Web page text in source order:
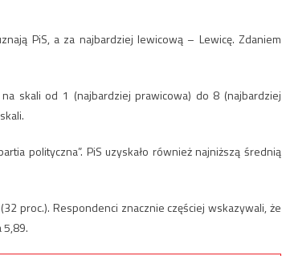
PiS, a za najbardziej lewicową – Lewicę. Zdaniem
skali od 1 (najbardziej prawicowa) do 8 (najbardziej
polityczna”. PiS uzyskało również najniższą średnią
proc.). Respondenci znacznie częściej wskazywali, że
5,89.